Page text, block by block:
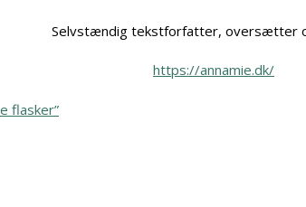
Selvstændig tekstforfatter, oversætter
https://annamie.dk/
flasker”